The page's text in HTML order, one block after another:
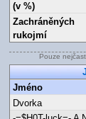
(v %)
Zachráněných
rukojmí
Pouze
Jméno
Dvorka